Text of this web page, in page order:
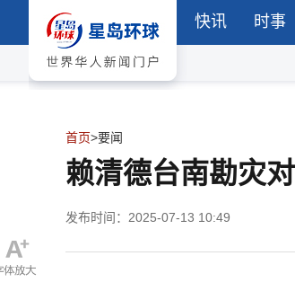
快讯 时事
首页>要闻
赖清德台南勘灾
发布时间：2025-07-13 10:49